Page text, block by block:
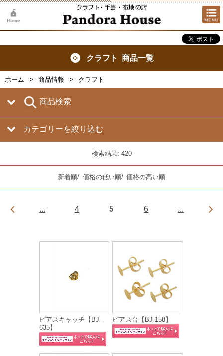
クラフト 商品一覧
ホーム 商品情報 クラフト
商品検索
カテゴリーを絞り込む
検索結果: 420
新着順/ 価格の低い順/ 価格の高い順
... 4 5 6 ...
ピアスキャッチ【BJ-
635】
ピアス台【BJ-158】